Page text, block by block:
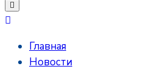
Главная
Новости